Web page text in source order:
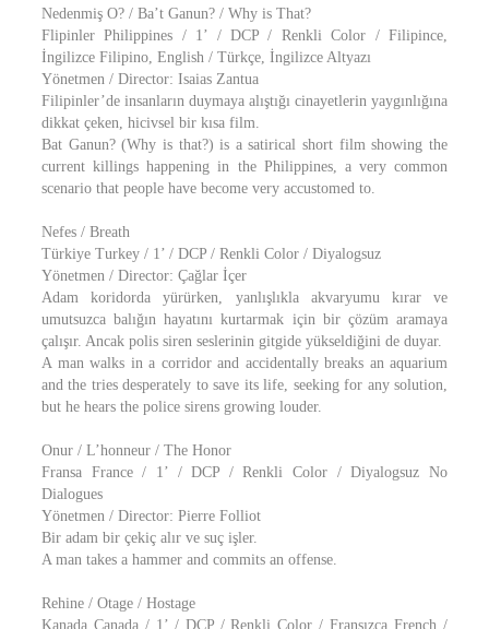
Nedenmiş O? / Ba’t Ganun? / Why is That?
Flipinler Philippines / 1’ / DCP / Renkli Color / Filipince,
İngilizce Filipino, English / Türkçe, İngilizce Altyazı
Yönetmen / Director: Isaias Zantua
Filipinler’de insanların duymaya alıştığı cinayetlerin yaygınlığına
dikkat çeken, hicivsel bir kısa film.
Bat Ganun? (Why is that?) is a satirical short film showing the
current killings happening in the Philippines, a very common
scenario that people have become very accustomed to.
Nefes / Breath
Türkiye Turkey / 1’ / DCP / Renkli Color / Diyalogsuz
Yönetmen / Director: Çağlar İçer
Adam koridorda yürürken, yanlışlıkla akvaryumu kırar ve
umutsuzca balığın hayatını kurtarmak için bir çözüm aramaya
çalışır. Ancak polis siren seslerinin gitgide yükseldiğini de duyar.
A man walks in a corridor and accidentally breaks an aquarium
and the tries desperately to save its life, seeking for any solution,
but he hears the police sirens growing louder.
Onur / L’honneur / The Honor
Fransa France / 1’ / DCP / Renkli Color / Diyalogsuz No
Dialogues
Yönetmen / Director: Pierre Folliot
Bir adam bir çekiç alır ve suç işler.
A man takes a hammer and commits an offense.
Rehine / Otage / Hostage
Kanada Canada / 1’ / DCP / Renkli Color / Fransızca French /